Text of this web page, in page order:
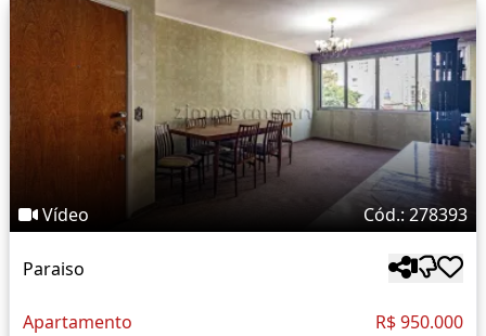
Vídeo Cód.: 278393
Paraiso
Apartamento R$ 950.000